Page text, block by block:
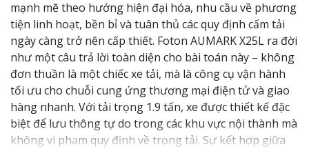
mạnh mẽ theo hướng hiện đại hóa, nhu cầu về phương
tiện linh hoạt, bền bỉ và tuân thủ các quy định cấm tải
ngày càng trở nên cấp thiết. Foton AUMARK X25L ra đời
như một câu trả lời toàn diện cho bài toán này – không
đơn thuần là một chiếc xe tải, mà là công cụ vận hành
tối ưu cho chuỗi cung ứng thương mại điện tử và giao
hàng nhanh. Với tải trọng 1.9 tấn, xe được thiết kế đặc
biệt để lưu thông tự do trong các khu vực nội thành mà
không vi phạm quy định về trọng tải. Sự kết hợp giữa